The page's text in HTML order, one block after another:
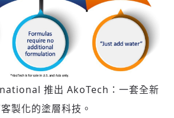
推出 AkoTech：一套全新
製化的塗層科技。